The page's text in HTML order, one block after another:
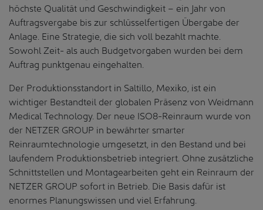
höchste Qualität und Geschwindigkeit – ein Jahr von
Auftragsvergabe bis zur schlüsselfertigen Übergabe der
Anlage. Eine Strategie, die sich voll bezahlt machte.
Sowohl Zeit- als auch Budgetvorgaben wurden bei dem
Auftrag punktgenau eingehalten.
Der Produktionsstandort in Saltillo, Mexiko, ist ein
wichtiger Bestandteil der globalen Präsenz von Weidmann
Medical Technology. Der neue ISO8-Reinraum wurde von
der NETZER GROUP in bewährter smarter
Reinraumtechnologie umgesetzt, in den Bestand und bei
laufendem Produktionsbetrieb integriert. Ohne zusätzliche
Schnittstellen und Montagearbeiten geht ein Reinraum der
NETZER GROUP sofort in Betrieb. Die Basis dafür ist
enormes Planungswissen und viel Erfahrung.